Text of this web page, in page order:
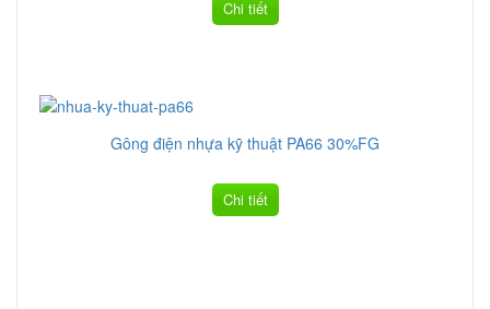
Chi tiết
Gông điện nhựa kỹ thuật PA66 30%FG
Chi tiết